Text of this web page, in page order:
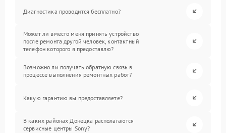
Диагностика проводится бесплатно?
Может ли вместо меня принять устройство
после ремонта другой человек, контактный
телефон которого я предоставлю?
Возможно ли получать обратную связь в
процессе выполнения ремонтных работ?
Какую гарантию вы предоставляете?
В каких районах Донецка располагаются
сервисные центры Sony?